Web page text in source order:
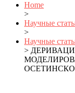
Home
>
Научные
>
Научные
>